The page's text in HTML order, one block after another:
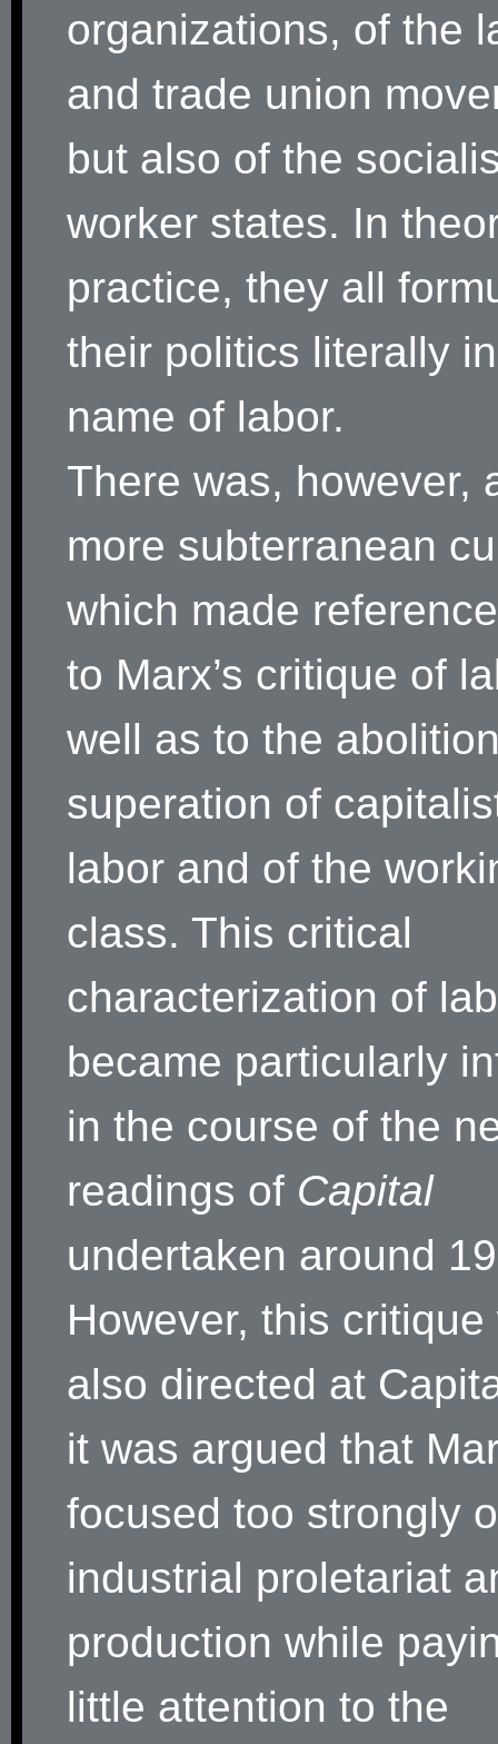
organizations, of the
and trade union
but also of the
worker states. In
practice, they all
their politics literally
name of labor.
There was, however,
more subterranean
which made
to Marx’s critique of
well as to the
superation of
labor and of the
class. This critical
characterization of
became particularly
in the course of the
readings of Capital
undertaken around
However, this critique
also directed at
it was argued that
focused too strongly
industrial proletariat
production while
little attention to the